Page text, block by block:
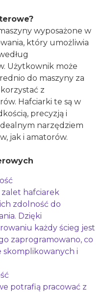
wyposażone w
który umożliwia
Użytkownik może
do maszyny za
z
Hafciarki te są w
precyzją i
narzędziem
jak i amatorów.
hafciarek
zdolność do
Dzięki
każdy ścieg jest
zaprogramowano, co
skomplikowanych i
potrafią pracować z